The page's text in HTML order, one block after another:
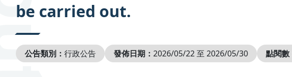
be carried out.
公告類別： 行政公告 發佈日期： 2026/05/22 至 2026/05/30 點閱數